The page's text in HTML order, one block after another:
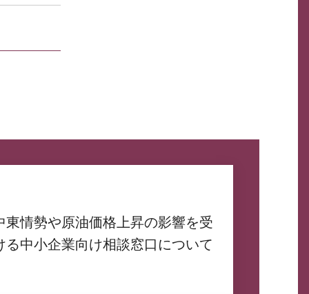
東情勢や原油価格上昇の影響を受
る中小企業向け相談窓口について